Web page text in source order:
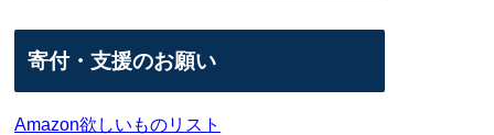
寄付・支援のお願い
Amazon欲しいものリスト